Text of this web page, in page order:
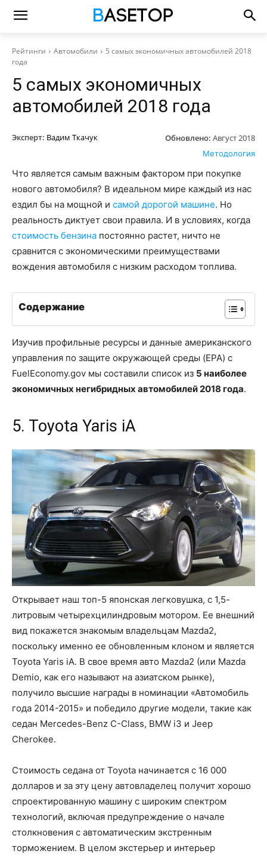
Рейтинги Автомобили
5 самых экономичных автомобилей 2018
года
5 самых экономичных
автомобилей 2018 года
Эксперт: Вадим Ткачук Обновлено: Август 2018
Методология
Что является самым важным фактором при покупке
нового автомобиля? В идеальном мире каждый из нас
ездил бы на мощной и самой дорогой машине. Но
реальность диктует свои правила. И в условиях, когда
стоимость бензина постоянно растет, ничто не
сравнится с экономическими преимуществами
вождения автомобиля с низким расходом топлива.
Содержание
Изучив профильные ресурсы и данные американского
управления по защите окружающей среды (EPA) с
FuelEconomy.gov мы составили список из 5 наиболее
экономичных негибридных автомобилей 2018 года.
5. Toyota Yaris iA
Открывает наш топ-5 японская легковушка, с 1,5-
литровым четырехцилиндровым мотором. Ее внешний
вид покажется знакомым владельцам Mazda2,
поскольку именно ее обновленным клоном и является
Toyota Yaris iA. В свое время авто Mazda2 (или Mazda
Demio, как его называют на азиатском рынке),
получило высшие награды в номинации «Автомобиль
года 2014-2015» и победило другие модели, такие как
седан Mercedes-Benz C-Class, BMW i3 и Jeep
Cherokee.
Стоимость седана от Toyota начинается с 16 000
долларов и за эту цену автовладелец получит хорошо
спроектированную машину с широким спектром
технологий, включая предупреждение о начале
столкновения с автоматическим экстренным
торможением. В целом экстерьер и интерьер